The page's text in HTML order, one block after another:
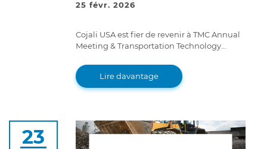
25 févr. 2026
Cojali USA est fier de revenir à TMC Annual
Meeting & Transportation Technology
70ème anniversaire du Technology &
Maintenance Council.
Lire davantage
23